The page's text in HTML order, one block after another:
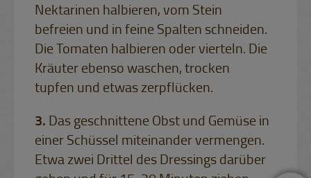
Nektarinen halbieren, vom Stein
befreien und in feine Spalten schneiden.
Die Tomaten halbieren oder vierteln. Die
Kräuter ebenso waschen, trocken
tupfen und etwas zerpflücken.
Das geschnittene Obst und Gemüse in
einer Schüssel miteinander vermengen.
Etwa zwei Drittel des Dressings darüber